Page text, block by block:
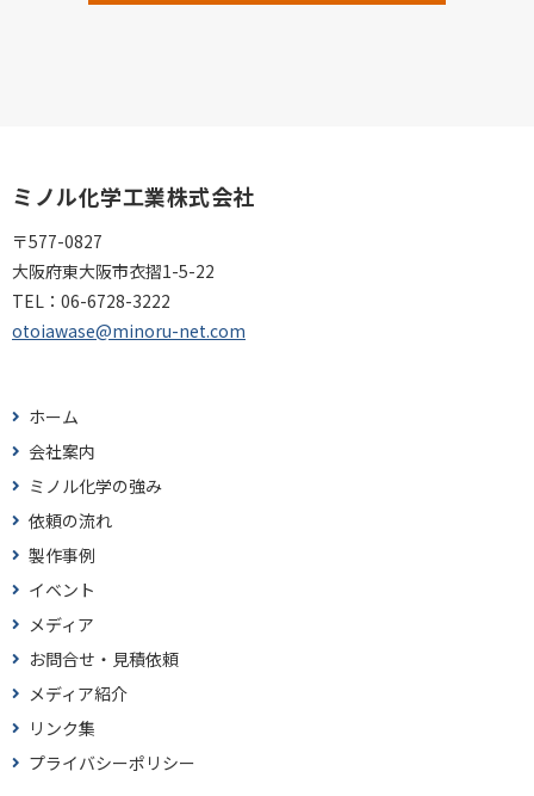
ミノル化学工業株式会社
〒577-0827
大阪府東大阪市衣摺1-5-22
TEL： 06-6728-3222
otoiawase@minoru-net.com
ホーム
会社案内
ミノル化学の強み
依頼の流れ
製作事例
イベント
メディア
お問合せ・見積依頼
メディア紹介
リンク集
プライバシーポリシー